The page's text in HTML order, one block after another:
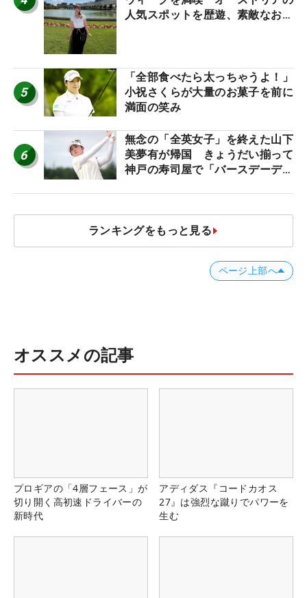
人気スポットを歴遊、素敵なお土
5
「全部食べたら太っちゃうよ！」
小祝さくらが大量のお菓子を前に
満面の笑み
6
無念の「全英女子」を終えた山下
美夢有が帰国 きょうだい揃って
神戸の寿司屋で「バースデーディ
ランキングをもっと見る
ページ上部へ
オススメの記事
プロギアの「4層フェース」が
切り開く高初速ドライバーの
新時代
アディダス『コードカオス
27』は強烈な蹴りでパワーを
生む